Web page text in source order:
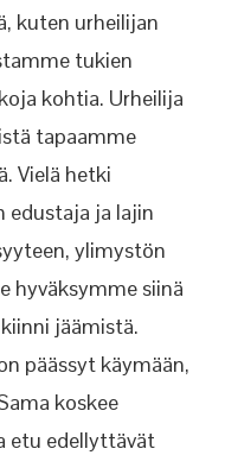
kuten urheilijan
tukien
kohtia. Urheilija
tapaamme
Vielä hetki
edustaja ja lajin
ylimystön
hyväksymme siinä
jäämistä.
päässyt käymään,
koskee
etu edellyttävät